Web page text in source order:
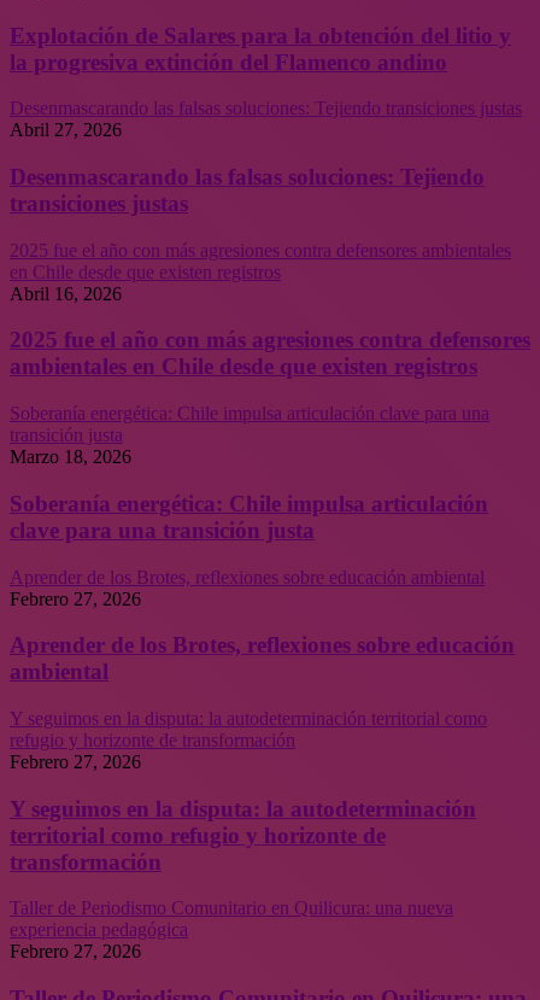
Explotación de Salares para la obtención del litio y
la progresiva extinción del Flamenco andino
Desenmascarando las falsas soluciones: Tejiendo transiciones justas
Abril 27, 2026
Desenmascarando las falsas soluciones: Tejiendo
transiciones justas
2025 fue el año con más agresiones contra defensores ambientales
en Chile desde que existen registros
Abril 16, 2026
2025 fue el año con más agresiones contra defensores
ambientales en Chile desde que existen registros
Soberanía energética: Chile impulsa articulación clave para una
transición justa
Marzo 18, 2026
Soberanía energética: Chile impulsa articulación
clave para una transición justa
Aprender de los Brotes, reflexiones sobre educación ambiental
Febrero 27, 2026
Aprender de los Brotes, reflexiones sobre educación
ambiental
Y seguimos en la disputa: la autodeterminación territorial como
refugio y horizonte de transformación
Febrero 27, 2026
Y seguimos en la disputa: la autodeterminación
territorial como refugio y horizonte de
transformación
Taller de Periodismo Comunitario en Quilicura: una nueva
experiencia pedagógica
Febrero 27, 2026